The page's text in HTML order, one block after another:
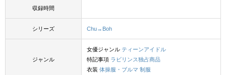
収録時間
シリーズ Chu→Boh
ジャンル
女優ジャンル ティーンアイドル
特記事項 ラビリンス独占商品
衣装 体操服・ブルマ 制服